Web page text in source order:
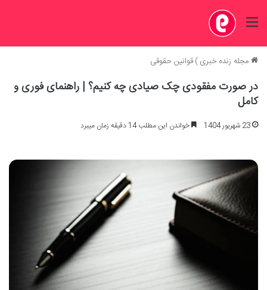
منو
مجله زنده خبری)قوانین حقوقی
در صورت مفقودی چک صیادی چه کنیم؟ | راهنمای فوری و
کامل
23 شهریور 1404 خواندن این مطلب 14 دقیقه زمان میبرد